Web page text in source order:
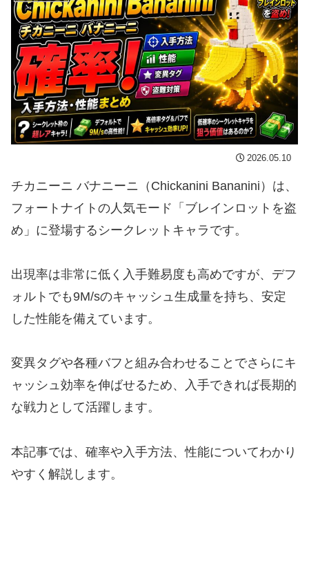
2026.05.10
チカニーニ バナニーニ（Chickanini Bananini）は、
フォートナイトの人気モード「ブレインロットを盗
め」に登場するシークレットキャラです。
出現率は非常に低く入手難易度も高めですが、デフ
ォルトでも9M/sのキャッシュ生成量を持ち、安定
した性能を備えています。
変異タグや各種バフと組み合わせることでさらにキ
ャッシュ効率を伸ばせるため、入手できれば長期的
な戦力として活躍します。
本記事では、確率や入手方法、性能についてわかり
やすく解説します。